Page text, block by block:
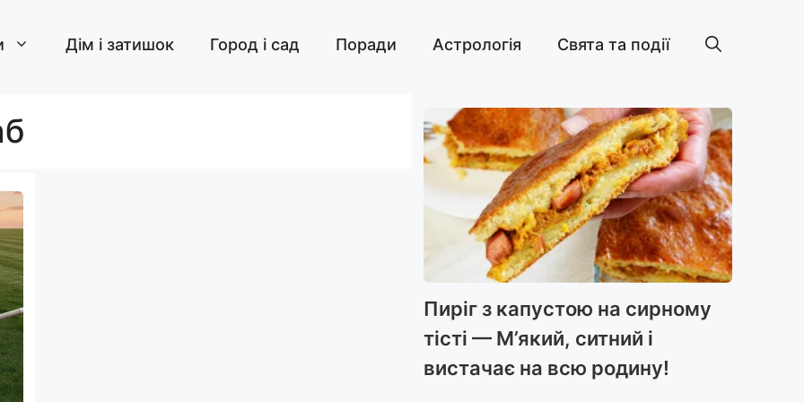
Дім і затишок Город і сад Поради Астрологія Свята та події
Пиріг з капустою на сирному
тісті — М’який, ситний і
вистачає на всю родину!